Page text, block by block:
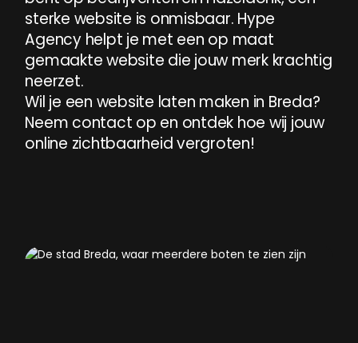
sterke website is onmisbaar. Hype
Agency helpt je met een op maat
gemaaktewebsite die jouw merk krachtig
neerzet.
Wil je een website laten maken in Breda?
Neem contact op en ontdek hoe wij jouw
online zichtbaarheidvergroten!